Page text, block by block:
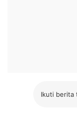
Ikuti berita